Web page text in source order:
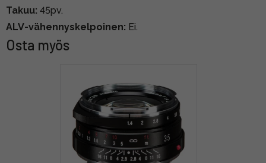
Takuu: 45pv.
ALV-vähennyskelpoinen: Ei.
Osta myös